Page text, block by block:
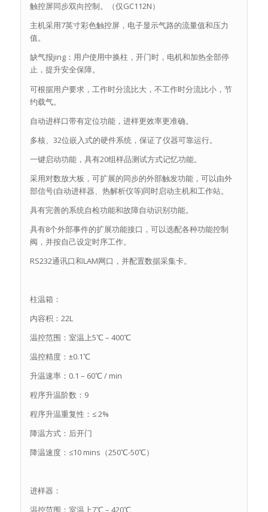
触控屏同步双向控制。（仅GC112N）
主机采用7英寸彩色触控屏，电子显示气路的流量值和压力
值。
缺气报jing：用户使用中换柱，开门时，电机和加热全部停
止，提升安全保障。
可根据用户要求，工作时分流比大，不工作时分流比小，节
约载气。
自动进样口带有定位功能，进样更效率更准确。
多核、32位嵌入式的硬件系统，保证了仪器可靠运行。
一键启动功能，具有20组样品测试方式记忆功能。
采用对数放大板，可扩展的同步的外部触发功能，可以由外
部信号(自动进样器、热解析仪等)同时启动主机和工作站。
具有完善的系统自检功能和故障自动识别功能。
具有8个外部事件的扩展功能接口，可以选配各种功能控制
阀，并按自己设定时序工作。
RS232通讯口和LAM网口，并配置数据采集卡。
柱温箱：
内容积：22L
温控范围：室温上5℃ – 400℃
温控精度：±0.1℃
升温速率：0.1 – 60℃ / min
程序升温阶数：9
程序升温重复性：≤ 2%
降温方式：后开门
降温速度：≤10 mins（250℃-50℃）
进样器：